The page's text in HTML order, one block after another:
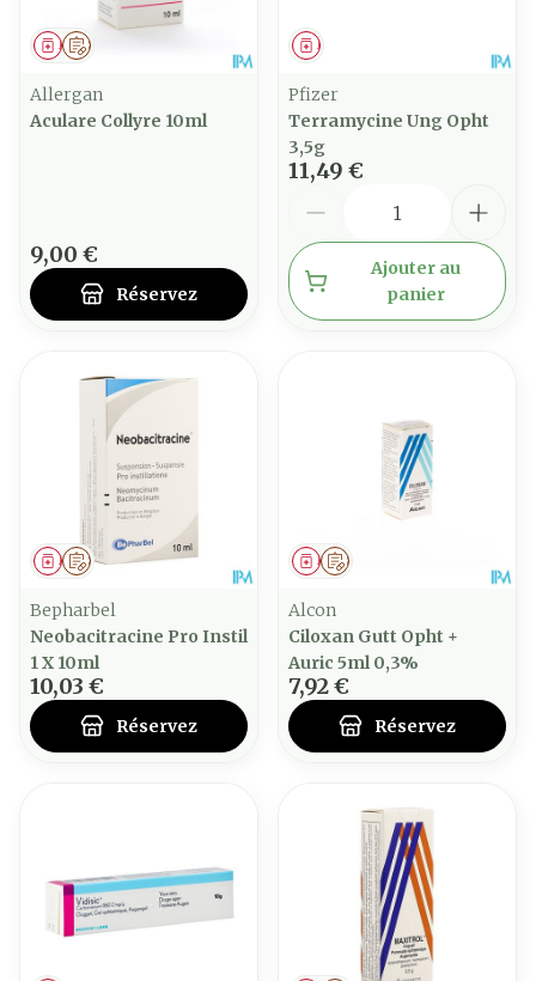
Sur prescription
Médicament
Allergan
Aculare Collyre 10ml
9,00 €
Réservez
Médicament
Pfizer
Terramycine Ung Opht
3,5g
11,49 €
Ajouter au
panier
Sur prescription
Médicament
Bepharbel
Neobacitracine Pro Instil
1 X 10ml
10,03 €
Réservez
Sur prescription
Médicament
Alcon
Ciloxan Gutt Opht +
Auric 5ml 0,3%
7,92 €
Réservez